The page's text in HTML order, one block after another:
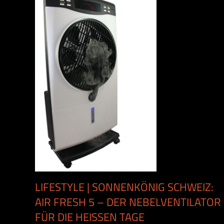
LIFESTYLE | SONNENKÖNIG SCHWEIZ:
AIR FRESH 5 – DER NEBELVENTILATOR
FÜR DIE HEISSEN TAGE